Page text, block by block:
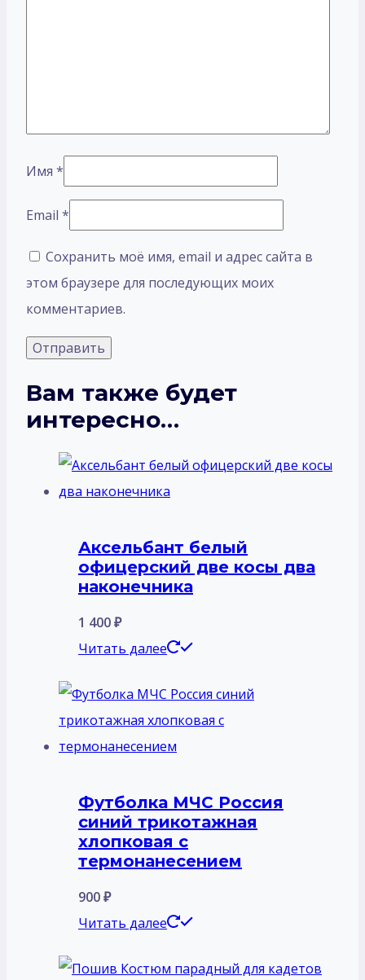
Имя *
Email *
Сохранить моё имя, email и адрес сайта в
этом браузере для последующих моих
комментариев.
Вам также будет
интересно…
Аксельбант белый
офицерский две косы два
наконечника
1 400₽
Читать далее
Футболка МЧС Россия
синий трикотажная
хлопковая с
термонанесением
900₽
Читать далее